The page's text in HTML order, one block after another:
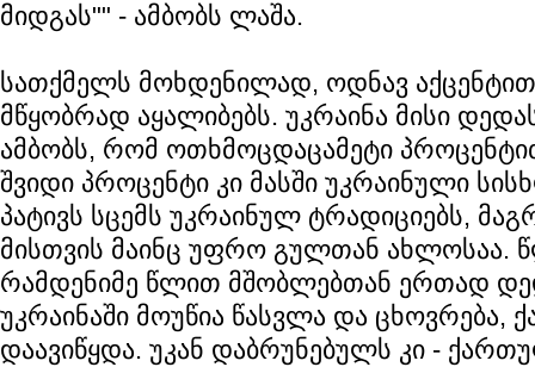
მიდგას"" - ამბობს ლაშა.
სათქმელს მოხდენილად, ოდნავ
მწყობრად აყალიბებს. უკრაინა მისი
ამბობს, რომ ოთხმოცდაცამეტი
შვიდი პროცენტი კი მასში უკრაინული
პატივს სცემს უკრაინულ ტრადიციებს,
მისთვის მაინც უფრო გულთან ახლოსაა.
რამდენიმე წლით მშობლებთან ერთად
უკრაინაში მოუწია წასვლა და ცხოვრება,
დაავიწყდა. უკან დაბრუნებულს კი -